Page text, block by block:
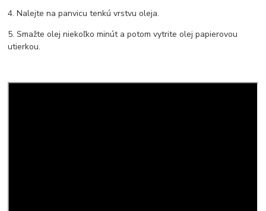
4. Nalejte na panvicu tenkú vrstvu oleja.
5. Smažte olej niekoľko minút a potom vytrite olej papierovou
utierkou.